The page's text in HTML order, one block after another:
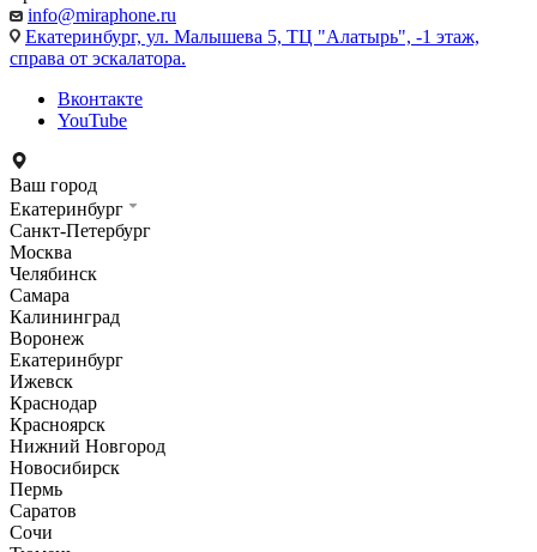
info@miraphone.ru
Екатеринбург, ул. Малышева 5, ТЦ "Алатырь", -1 этаж,
справа от эскалатора.
Вконтакте
YouTube
Ваш город
Екатеринбург
Санкт-Петербург
Москва
Челябинск
Самара
Калининград
Воронеж
Екатеринбург
Ижевск
Краснодар
Красноярск
Нижний Новгород
Новосибирск
Пермь
Саратов
Сочи